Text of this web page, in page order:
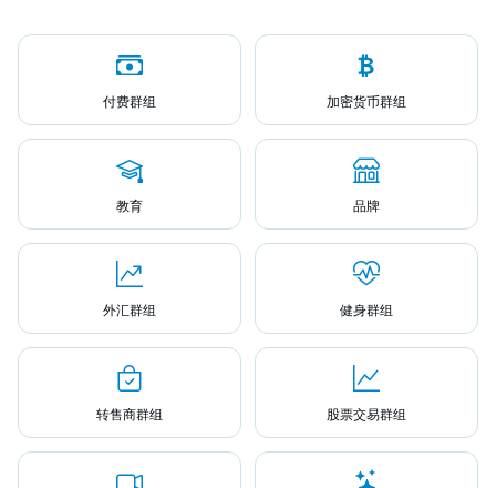
付费群组 加密货币群组
教育 品牌
外汇群组 健身群组
转售商群组 股票交易群组